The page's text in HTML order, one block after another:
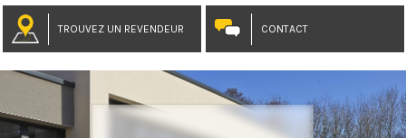
TROUVEZ UN REVENDEUR CONTACT